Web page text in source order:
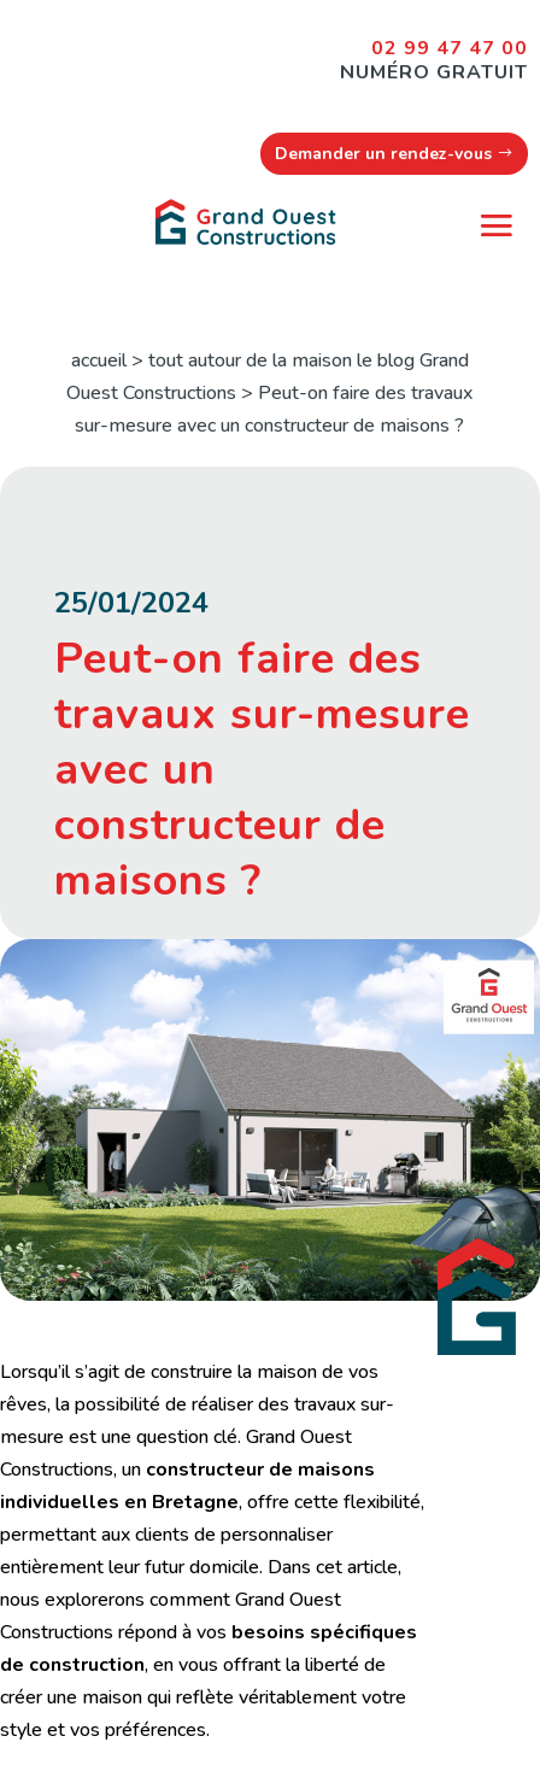
02 99 47 47 00
NUMÉRO GRATUIT
Demander un rendez-vous
accueil > tout autour de la maison le blog Grand
Ouest Constructions > Peut-on faire des travaux
sur-mesure avec un constructeur de maisons ?
25/01/2024
Peut-on faire des
travaux sur-mesure
avec un
constructeur de
maisons ?
Lorsqu’il s’agit de construire la maison de vos
rêves, la possibilité de réaliser des travaux sur-
mesure est une question clé. Grand Ouest
Constructions, un constructeur de maisons
individuelles en Bretagne, offre cette flexibilité,
permettant aux clients de personnaliser
entièrement leur futur domicile. Dans cet article,
nous explorerons comment Grand Ouest
Constructions répond à vos besoins spécifiques
de construction, en vous offrant la liberté de
créer une maison qui reflète véritablement votre
style et vos préférences.